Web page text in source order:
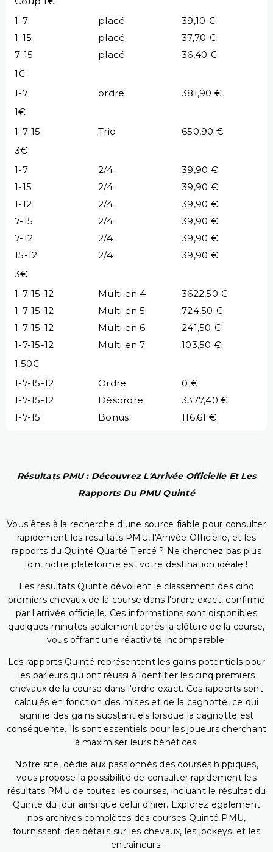
1-7
placé
39,10 €
1-15
placé
37,70 €
7-15
placé
36,40 €
1€
1-7
ordre
381,90 €
1€
1-7-15
Trio
650,90 €
3€
1-7
2/4
39,90 €
1-15
2/4
39,90 €
1-12
2/4
39,90 €
7-15
2/4
39,90 €
7-12
2/4
39,90 €
15-12
2/4
39,90 €
3€
1-7-15-12
Multi en 4
3622,50 €
1-7-15-12
Multi en 5
724,50 €
1-7-15-12
Multi en 6
241,50 €
1-7-15-12
Multi en 7
103,50 €
1.50€
1-7-15-12
Ordre
0 €
1-7-15-12
Désordre
3377,40 €
1-7-15
Bonus 116,61 €
Résultats PMU : Découvrez L'Arrivée Officielle Et Les
Rapports Du PMU Quinté
Vous êtes à la recherche d'une source fiable pour consulter
rapidement les résultats PMU, l'Arrivée Officielle, et les
rapports du Quinté Quarté Tiercé ? Ne cherchez pas plus
loin, notre plateforme est votre destination idéale !
Les résultats Quinté dévoilent le classement des cinq
premiers chevaux de la course dans l'ordre exact, confirmé
par l'arrivée officielle. Ces informations sont disponibles
quelques minutes seulement après la clôture de la course,
vous offrant une réactivité incomparable.
Les rapports Quinté représentent les gains potentiels pour
les parieurs qui ont réussi à identifier les cinq premiers
chevaux de la course dans l'ordre exact. Ces rapports sont
calculés en fonction des mises et de la cagnotte, ce qui
signifie des gains substantiels lorsque la cagnotte est
conséquente. Ils sont essentiels pour les joueurs cherchant
à maximiser leurs bénéfices.
Notre site, dédié aux passionnés des courses hippiques,
vous propose la possibilité de consulter rapidement les
résultats PMU de toutes les courses, incluant le résultat du
Quinté du jour ainsi que celui d'hier. Explorez également
nos archives complètes des courses Quinté PMU,
fournissant des détails sur les chevaux, les jockeys, et les
entraîneurs.